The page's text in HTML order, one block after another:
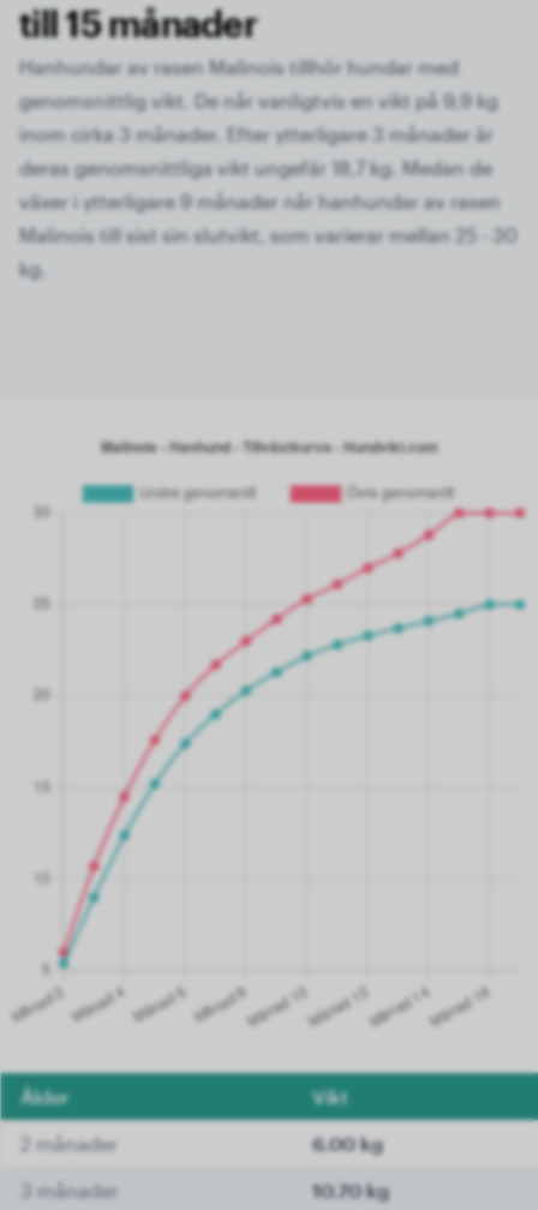
till 15 månader
Hanhundar av rasen Malinois tillhör hundar med
genomsnittlig vikt. De når vanligtvis en vikt på 9,9 kg
inom cirka 3 månader. Efter ytterligare 3 månader är
deras genomsnittliga vikt ungefär 18,7 kg. Medan de
växer i ytterligare 9 månader når hanhundar av rasen
Malinois till sist sin slutvikt, som varierar mellan 25 - 30
kg.
Ålder Vikt
2 månader 6.00 kg
3 månader 10.70 kg